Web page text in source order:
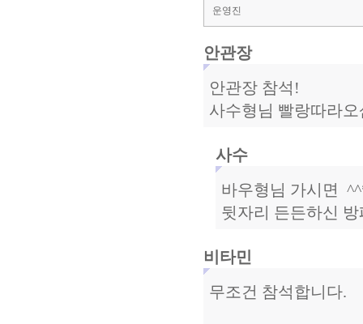
운영진
안관장
안관장 참석!
사수형님 빨랑따라
사수
바우형님 가시면
뒷자리 든든하신
비타민
무조건 참석합니다.